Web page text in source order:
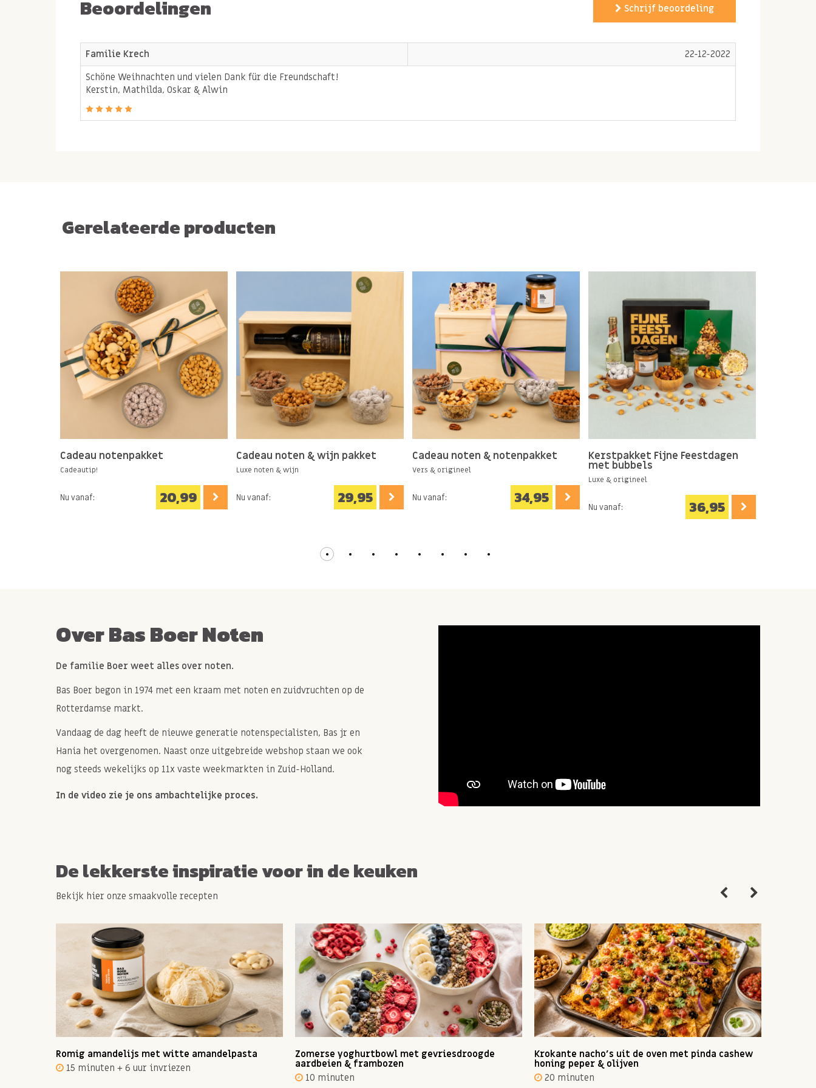
200 gr pecan truffel chocolade
* Exclusief bakjes *
Beoordelingen Schrijf beoordeling
Familie Krech
22-12-2022
Schöne Weihnachten und vielen Dank für die Freundschaft!
Kerstin, Mathilda, Oskar & Alwin
Gerelateerde producten
Cadeau notenpakket
Cadeautip!
Nu vanaf: 20,99
Cadeau noten & wijn pakket
Luxe noten & wijn
Nu vanaf: 29,95
Cadeau noten & notenpakket
Vers & origineel
Nu vanaf: 34,95
Kerstpakket Fijne Feestdagen
met bubbels
Luxe & origineel
Nu vanaf: 36,95
Over Bas Boer Noten
De familie Boer weet alles over noten.
Bas Boer begon in 1974 met een kraam met noten en zuidvruchten op de
Rotterdamse markt.
Vandaag de dag heeft de nieuwe generatie notenspecialisten, Bas jr en
Hania het overgenomen. Naast onze uitgebreide webshop staan we ook
nog steeds wekelijks op 11x vaste weekmarkten in Zuid-Holland.
In de video zie je ons ambachtelijke proces.
De lekkerste inspiratie voor in de keuken
Bekijk hier onze smaakvolle recepten
Romig amandelijs met witte amandelpasta
15 minuten + 6 uur invriezen
Zomerse yoghurtbowl met gevriesdroogde
aardbeien & frambozen
10 minuten
Krokante nacho's uit de oven met pinda cashew
honing peper & olijven
20 minuten